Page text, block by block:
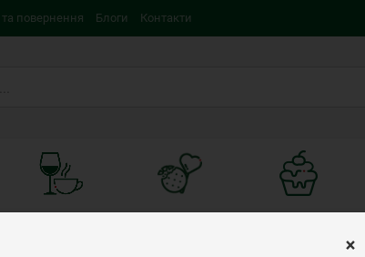
повернення Блоги Контакти
×